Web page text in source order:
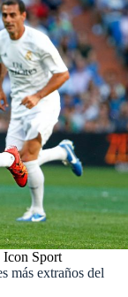
Icon Sport
más extraños del